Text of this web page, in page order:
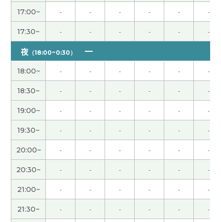
キョツ先生、いろいろ相談に乗ってくださりありが
とうございました！ 私コロナに罹って後遺症が続
いていました！コメントが遅れてすみません！ ま
た、カウンセリングをお願いします🙇‍♀️
谢谢
この度はありがとうございました。事前にアンケー
トを送ってくださりその内容に基づいてコーチング
を受けることができます。目的に対して、どんな対
策をどのくらいのペースでやれば良いか？や現状の
課題は何か？が明確になるので、目標実現の大きな
味方になるコーチングだと感じました。「なりた
い姿はあるけど、どうしたら実現できるのか？」お
悩みの方に特におすすめだと思います！生徒さん
の自主性を尊重しながら、実現のための提案をし
てくださる先生です。( 女性 )
17:00~ - - - - - -
17:30~ - - - - - -
夜 （18:00~0:30）
18:00~ - - - - - -
18:30~ - - - - - -
19:00~ - - - - - -
19:30~ - - - - - -
20:00~ - - - - - -
20:30~ - - - - - -
21:00~ - - - - - -
21:30~ - - - - - -